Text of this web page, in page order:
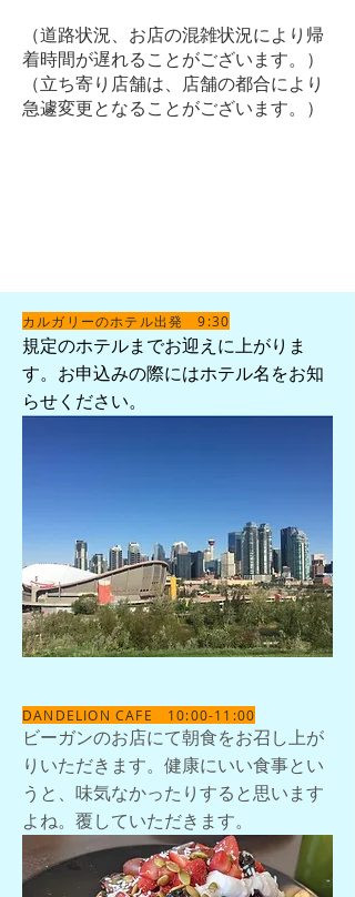
​（道路状況、お店の混雑状況により帰
着時間が遅れることがございます。）
​（立ち寄り店舗は、店舗の都合により
急遽変更となることがございます。）
カルガリーのホテル出発 9:30
規定のホテルまでお迎えに上がりま
す。 ​お申込みの際にはホテル名をお知
らせください。
DANDELION CAFE 10:00-11:00
ビーガンのお店にて朝食をお召し上が
りいただきます。健康にいい食事とい
うと、味気なかったりすると思います
よね。覆していただきます。